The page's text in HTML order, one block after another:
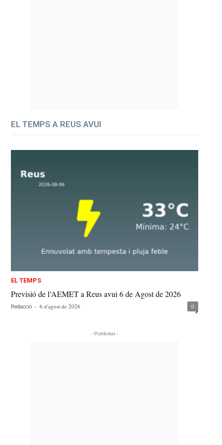
EL TEMPS A REUS AVUI
EL TEMPS
Previsió de l’AEMET a Reus avui 6 de Agost de 2026
Redacció - 6 d'agost de 2026 0
- Publicitat -